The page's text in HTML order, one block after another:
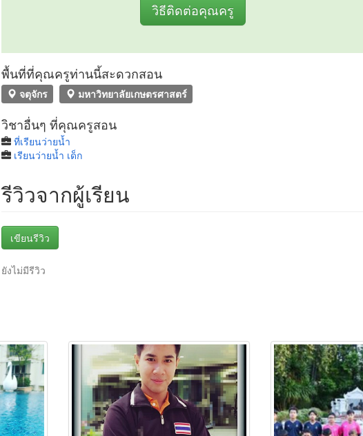
วิธีติดต่อคุณครู
พื้นที่ที่คุณครูท่านนี้สะดวกสอน
จตุจักร มหาวิทยาลัยเกษตรศาสตร์
วิชาอื่นๆ ที่คุณครูสอน
ที่เรียนว่ายน้ำ
เรียนว่ายน้ำ เด็ก
รีวิวจากผู้เรียน
เขียนรีวิว
ยังไม่มีรีวิว